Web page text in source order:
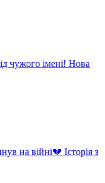
чужого імені! Нова
на війні💔 Історія з